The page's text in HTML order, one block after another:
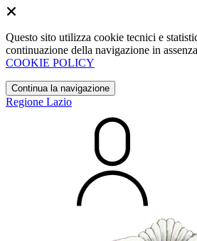
Questo sito utilizza cookie tecnici e
continuazione della navigazione in
COOKIE POLICY
Continua la navigazione
Regione Lazio